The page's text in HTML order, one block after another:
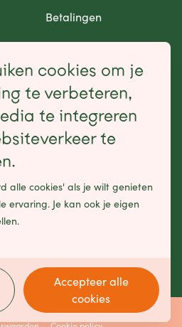
Betalingen
Contact opnemen
nieuwsbrief
by
Bits of Love
cookies om je
te verbeteren,
te integreren
te
alle cookies' als je wilt genieten
ervaring. Je kan ook je eigen
Accepteer alle
cookies